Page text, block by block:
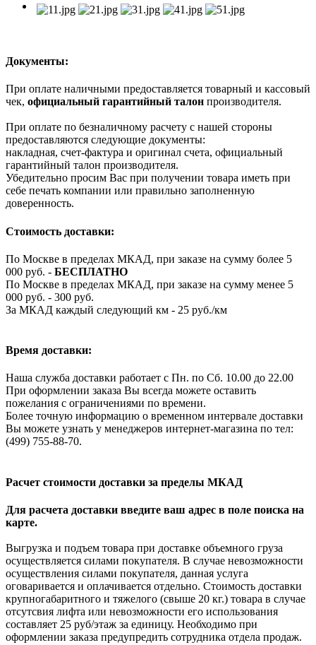
Документы:
При оплате наличными предоставляется товарный и кассовый
чек, официальный гарантийный талон производителя.
При оплате по безналичному расчету с нашей стороны
предоставляются следующие документы:
накладная, счет-фактура и оригинал счета, официальный
гарантийный талон производителя.
Убедительно просим Вас при получении товара иметь при
себе печать компании или правильно заполненную
доверенность.
Стоимость доставки:
По Москве в пределах МКАД, при заказе на сумму более 5
000 руб. - БЕСПЛАТНО
По Москве в пределах МКАД, при заказе на сумму менее 5
000 руб. - 300 руб.
За МКАД каждый следующий км - 25 руб./км
Время доставки:
Наша служба доставки работает с Пн. по Сб. 10.00 до 22.00
При оформлении заказа Вы всегда можете оставить
пожелания с ограничениями по времени.
Более точную информацию о временном интервале доставки
Вы можете узнать у менеджеров интернет-магазина по тел:
(499) 755-88-70.
Расчет стоимости доставки за пределы МКАД
Для расчета доставки введите ваш адрес в поле поиска на
карте.
Выгрузка и подъем товара при доставке объемного груза
осуществляется силами покупателя. В случае невозможности
осуществления силами покупателя, данная услуга
оговаривается и оплачивается отдельно. Стоимость доставки
крупногабаритного и тяжелого (свыше 20 кг.) товара в случае
отсутсвия лифта или невозможности его использования
составляет 25 руб/этаж за единицу. Необходимо при
оформлении заказа предупредить сотрудника отдела продаж.